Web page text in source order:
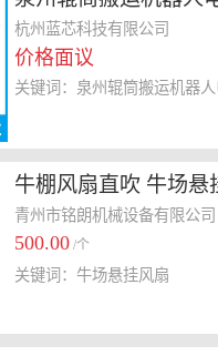
杭州蓝芯科技有限公司
价格面议
关键词：泉州辊筒搬运机器
牛棚风扇直吹 牛场悬
定制
青州市铭朗机械设备有限公司
500.00 /个
关键词：牛场悬挂风扇